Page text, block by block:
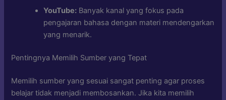
YouTube: Banyak kanal yang fokus pada
pengajaran bahasa dengan materi mendengarkan
yang menarik.
Pentingnya Memilih Sumber yang Tepat
Memilih sumber yang sesuai sangat penting agar proses
belajar tidak menjadi membosankan. Jika kita memilih